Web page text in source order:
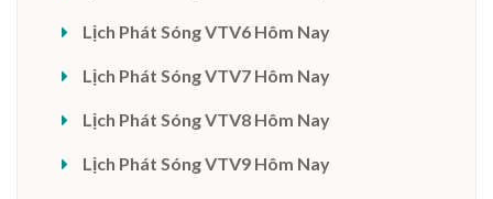
Lịch Phát Sóng VTV6 Hôm Nay
Lịch Phát Sóng VTV7 Hôm Nay
Lịch Phát Sóng VTV8 Hôm Nay
Lịch Phát Sóng VTV9 Hôm Nay